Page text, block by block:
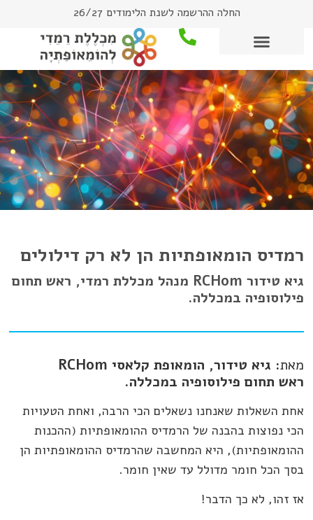
החלה ההרשמה לשנת הלימודים 26/27
רמדיס הומאופתיות הן לא רק דילולים​
גיא טידור RCHom מנהל מכללת רמדי, ראש תחום
פילוסופיה במכללה.
מאת: גיא טידור, הומאופת קלאסי RCHom
ראש תחום פילוסופיה במכללה.
אחת השאלות שאנחנו נשאלים הכי הרבה, ואחת הטעויות
הכי נפוצות בהבנה של הרמדיס ההומאופתיות (ההכנות
ההומאופתיות), היא המחשבה שהרמדיס ההומאופתיות הן
בסך הכל חומר מדולל עד שאין חומר.
אז זהו, לא כך הדבר!